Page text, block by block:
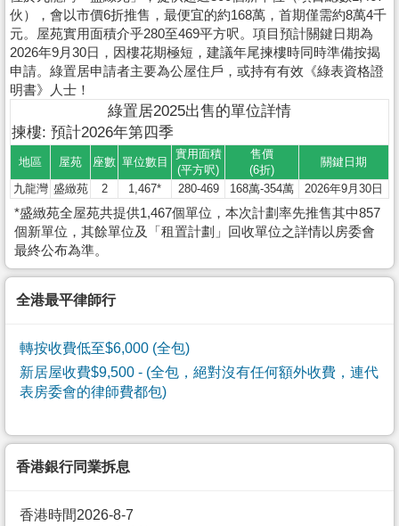
伙），會以市價6折推售，最便宜的約168萬，首期僅需約8萬4千
元。屋苑實用面積介乎280至469平方呎。項目預計關鍵日期為
2026年9月30日，因樓花期極短，建議年尾揀樓時同時準備按揭
申請。綠置居申請者主要為公屋住戶，或持有有效《綠表資格證
明書》人士！
綠置居2025出售的單位詳情
揀樓: 預計2026年第四季
地區 屋苑 座數 單位數目
實用面積
(平方呎)
售價
(6折)
關鍵日期
九龍灣 盛緻苑 2 1,467* 280-469 168萬-354萬 2026年9月30日
*盛緻苑全屋苑共提供1,467個單位，本次計劃率先推售其中857
個新單位，其餘單位及「租置計劃」回收單位之詳情以房委會
最終公布為準。
全港最平律師行
轉按收費低至$6,000 (全包)
新居屋收費$9,500 - (全包，絕對沒有任何額外收費，連代
表房委會的律師費都包)
香港銀行同業拆息
香港時間2026-8-7